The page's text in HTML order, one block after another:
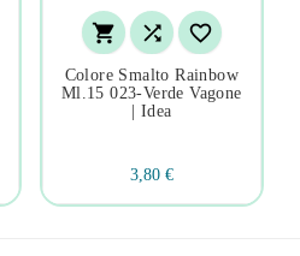
  
Colore Smalto Rainbow
Ml.15 023-Verde Vagone
| Idea
3,80 €